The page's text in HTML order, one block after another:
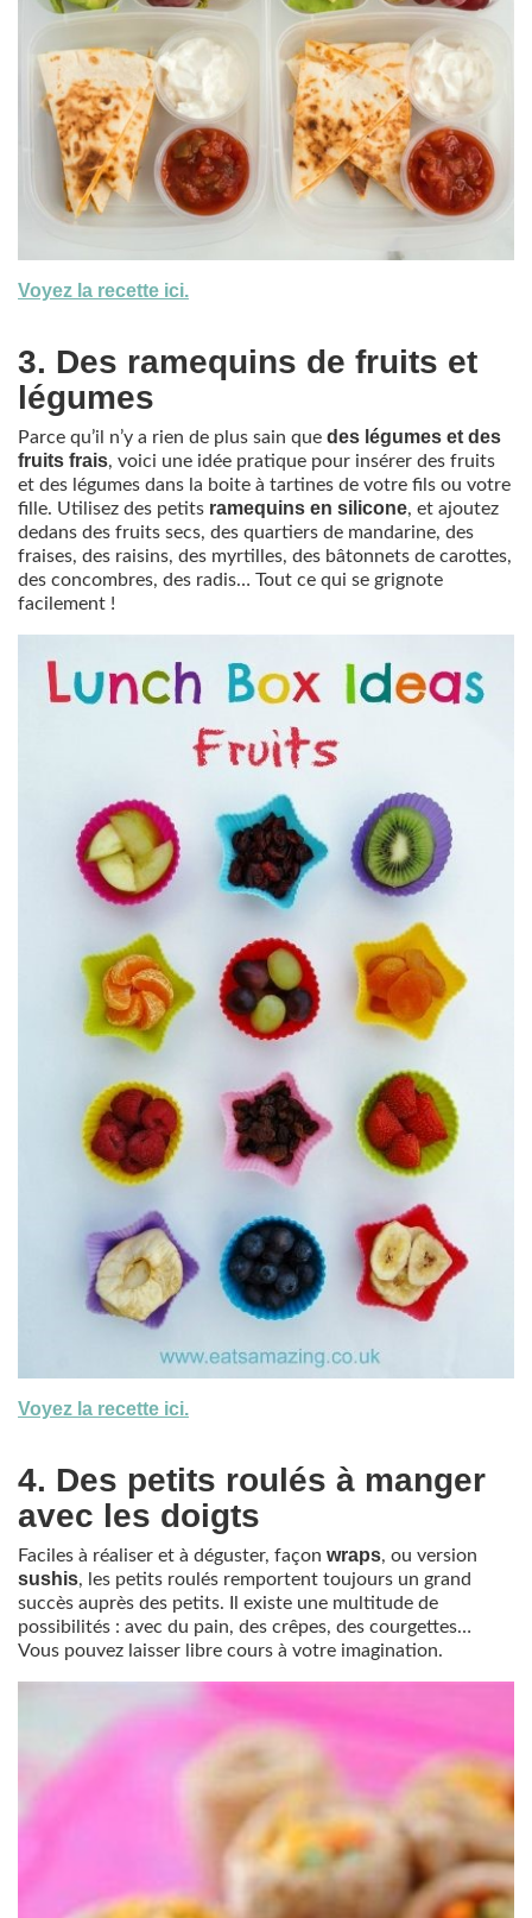
Voyez la recette ici.
3. Des ramequins de fruits et
légumes
Parce qu’il n’y a rien de plus sain que des légumes et des
fruits frais, voici une idée pratique pour insérer des fruits
et des légumes dans la boite à tartines de votre fils ou votre
fille. Utilisez des petits ramequins en silicone, et ajoutez
dedans des fruits secs, des quartiers de mandarine, des
fraises, des raisins, des myrtilles, des bâtonnets de carottes,
des concombres, des radis… Tout ce qui se grignote
facilement !
Voyez la recette ici.
4. Des petits roulés à manger
avec les doigts
Faciles à réaliser et à déguster, façon wraps, ou version
sushis, les petits roulés remportent toujours un grand
succès auprès des petits. Il existe une multitude de
possibilités : avec du pain, des crêpes, des courgettes…
Vous pouvez laisser libre cours à votre imagination.